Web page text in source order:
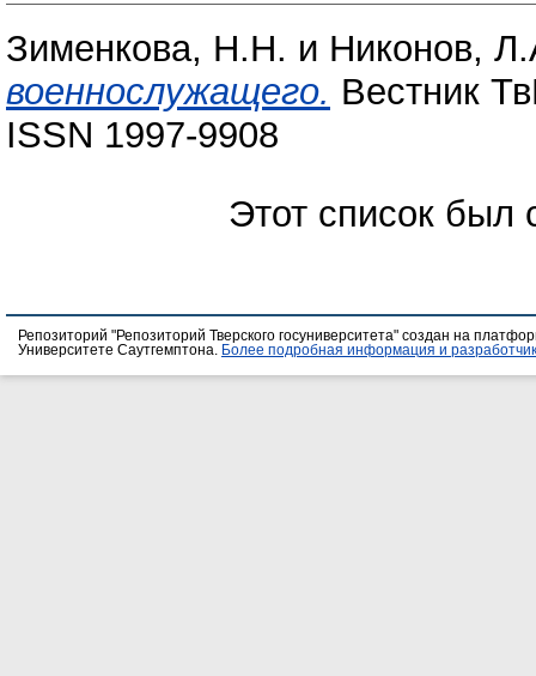
Зименкова, Н.Н. и Никонов,
военнослужащего. Вестник
ISSN 1997-9908
Этот список был
Репозиторий "Репозиторий Тверского госуниверситета" создан на
Университете Саутгемптона.
Более подробная информация и